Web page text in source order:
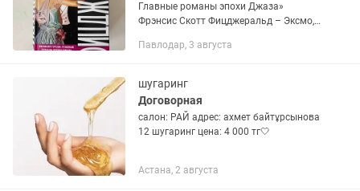
Главные романы эпохи Джаза»
Фрэнсис Скотт Фицджеральд – Эксмо,
переплет – Идеальное состояние,
Павлодар, 3 августа
шугаринг
Договорная
салон: РАЙ адрес: ахмет байтұрсынова
12 шугаринг цена: 4 000 тг🤍
Астана, 2 августа